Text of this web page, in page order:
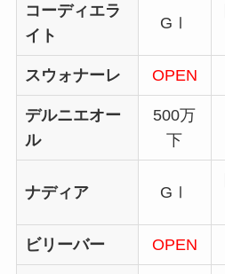
コーディエラ
イト
GⅠ
スウォナーレ OPEN
デルニエオー
ル
500万
下
ナディア GⅠ
ビリーバー OPEN